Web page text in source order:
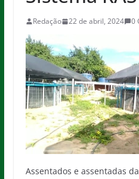
Redação 22 de abril, 2024 0
Assentados e assentadas